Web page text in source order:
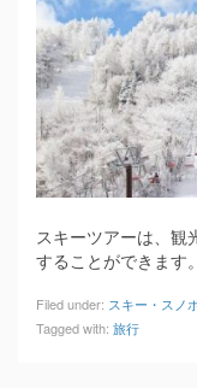
スキーツアーは、観
することができます。
Filed under: スキー・スノ
Tagged with: 旅行